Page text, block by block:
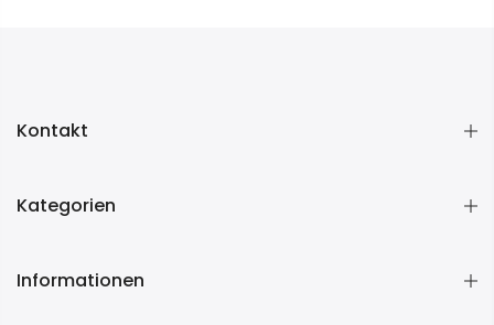
Kontakt
Kategorien
Informationen